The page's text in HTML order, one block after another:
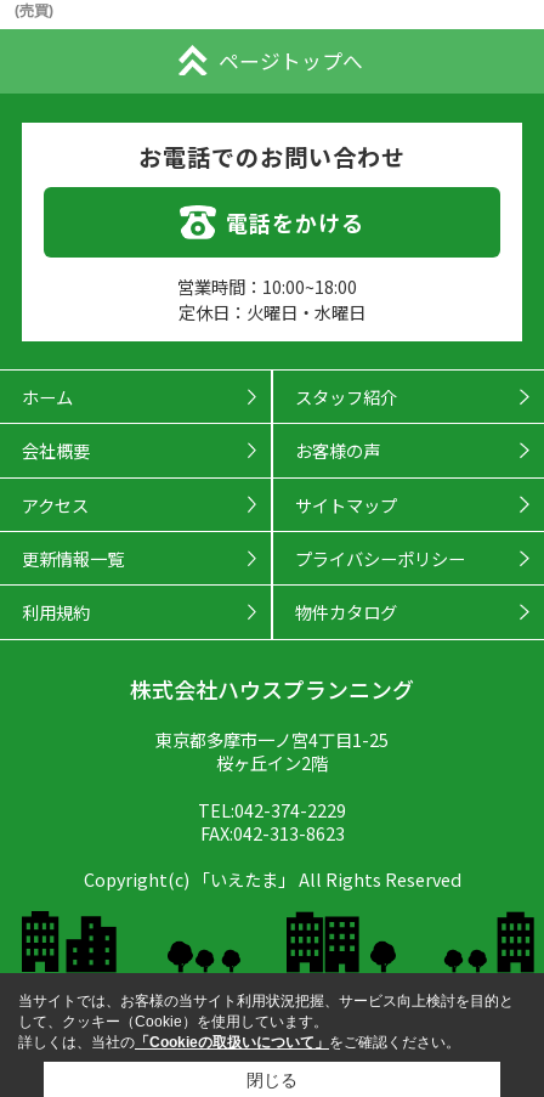
(売買)
ページトップへ
お電話でのお問い合わせ
電話をかける
営業時間：10:00~18:00
定休日：火曜日・水曜日
ホーム スタッフ紹介
会社概要 お客様の声
アクセス サイトマップ
更新情報一覧 プライバシーポリシー
利用規約 物件カタログ
株式会社ハウスプランニング
東京都多摩市一ノ宮4丁目1-25
桜ヶ丘イン2階
TEL:042-374-2229
FAX:042-313-8623
Copyright(c) 「いえたま」 All Rights Reserved
当サイトでは、お客様の当サイト利用状況把握、サービス向上検討を目的と
して、クッキー（Cookie）を使用しています。
詳しくは、当社の 「Cookieの取扱いについて」 をご確認ください。
閉じる